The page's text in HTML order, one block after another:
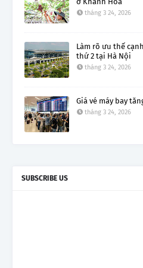
tháng 3 24, 2026
Làm rõ ưu thế
thứ 2 tại Hà Nội
tháng 3 24, 2026
Giá vé máy bay
tháng 3 24, 2026
SUBSCRIBE US